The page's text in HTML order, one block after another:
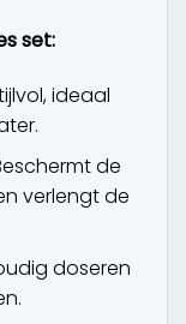
set:
ideaal
de
verlengt de
doseren